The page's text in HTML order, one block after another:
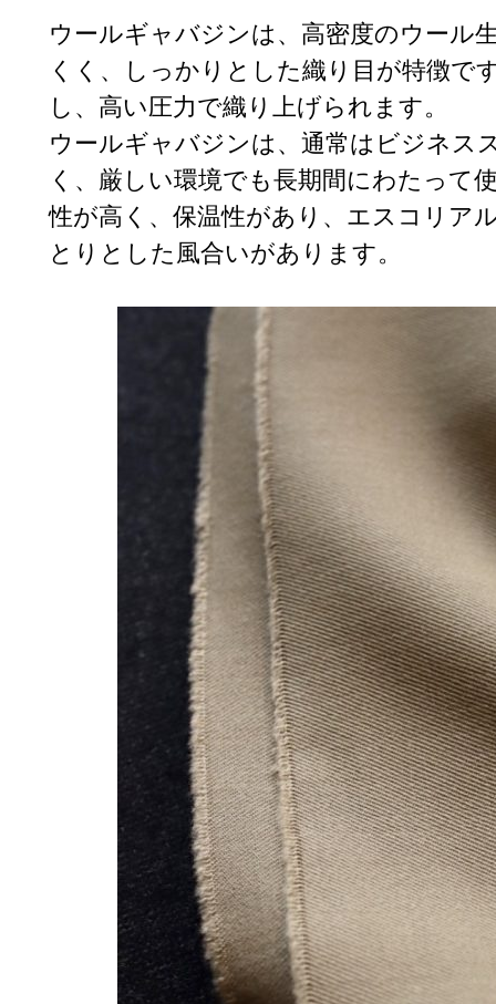
ウールギャバジンは、高密度のウール
くく、しっかりとした織り目が特徴で
し、高い圧力で織り上げられます。
ウールギャバジンは、通常はビジネス
く、厳しい環境でも長期間にわたって
性が高く、保温性があり、エスコリア
とりとした風合いがあります。